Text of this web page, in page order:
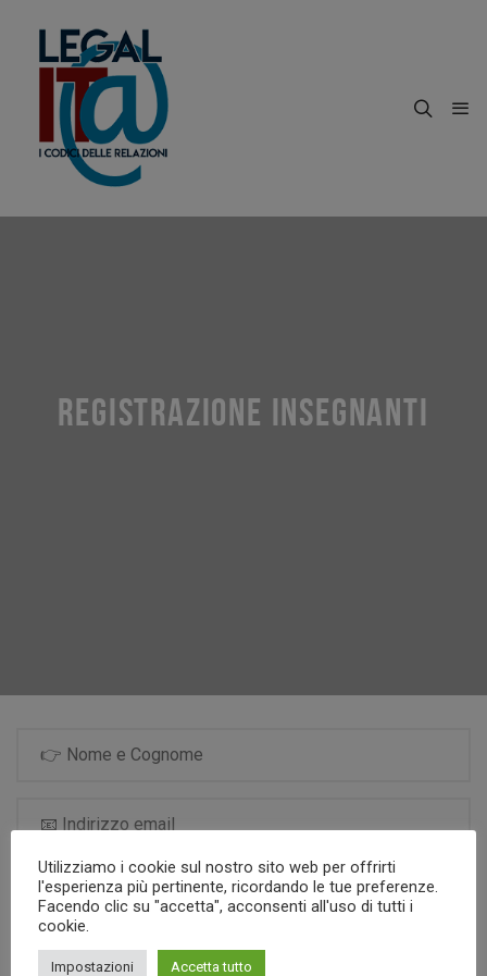
REGISTRAZIONE INSEGNANTI
Iscrizione ai progetti:
Utilizziamo i cookie sul nostro sito web per offrirti
l'esperienza più pertinente, ricordando le tue preferenze.
Facendo clic su "accetta", acconsenti all'uso di tutti i
cookie.
Impostazioni Accetta tutto